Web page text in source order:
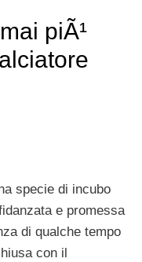
piÃ¹
specie di incubo
e promessa
di qualche tempo
con il